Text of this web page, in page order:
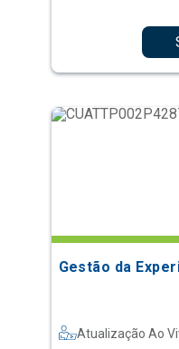
Gestão da
Atualização Ao